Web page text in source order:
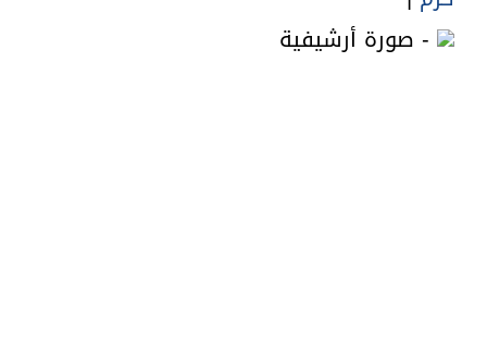
- صورة أرشيفية